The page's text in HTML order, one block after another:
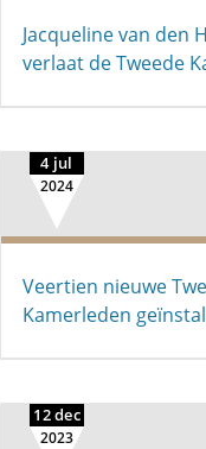
Jacqueline van den
verlaat de Tweede
4 jul
2024
Veertien nieuwe
Kamerleden
12 dec
2023